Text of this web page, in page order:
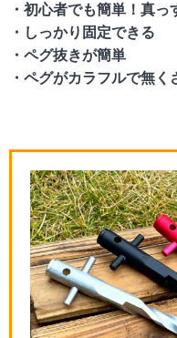
・初心者でも簡単！真
・しっかり固定できる
・ペグ抜きが簡単
・ペグがカラフルで無く